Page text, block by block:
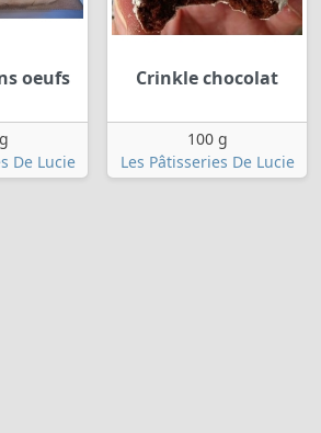
oeufs
De Lucie
Crinkle chocolat
100 g
Les Pâtisseries De Lucie